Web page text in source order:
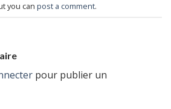
you can post a comment.
pour publier un